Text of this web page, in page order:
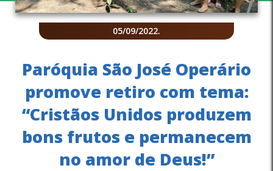
05/09/2022.
Paróquia São José Operário
promove retiro com tema:
“Cristãos Unidos produzem
bons frutos e permanecem
no amor de Deus!”